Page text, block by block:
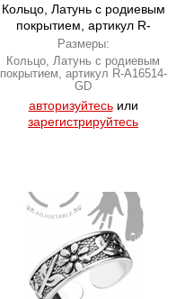
Кольцо, Латунь с родиевым
покрытием, артикул R-
A16514-GD
Размеры:
Кольцо, Латунь с родиевым
покрытием, артикул R-A16514-
GD
авторизуйтесьили
зарегистрируйтесь